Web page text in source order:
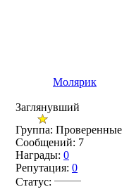
Молярик
Заглянувший
Группа: Проверенные
Сообщений: 7
Награды: 0
Репутация: 0
Статус: